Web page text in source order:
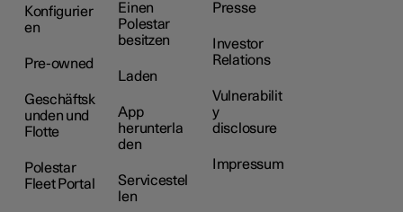
Konfigurier
en
Pre-owned
Geschäftsk
unden und
Flotte
Polestar
Fleet Portal
Einen
Polestar
besitzen
Laden
App
herunterla
den
Servicestel
len
Presse
Investor
Relations
Vulnerabilit
y
disclosure
Impressum